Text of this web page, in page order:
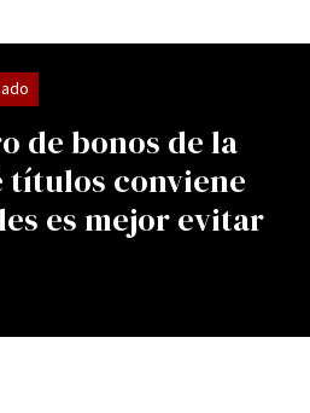
de bonos de la
títulos conviene
es mejor evitar